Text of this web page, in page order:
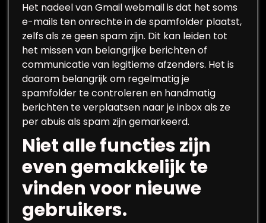
Het nadeel van Gmail webmail is dat het soms
e-mails ten onrechte in de spamfolder plaatst,
zelfs als ze geen spam zijn. Dit kan leiden tot
het missen van belangrijke berichten of
communicatie van legitieme afzenders. Het is
daarom belangrijk om regelmatig je
spamfolder te controleren en handmatig
berichten te verplaatsen naar je inbox als ze
per abuis als spam zijn gemarkeerd.
Niet alle functies zijn
even gemakkelijk te
vinden voor nieuwe
gebruikers.